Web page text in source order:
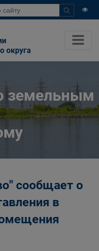
округа
земельным
Администрации
сообщает о
в